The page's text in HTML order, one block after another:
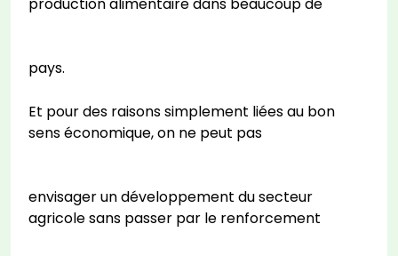
pays.
Et pour des raisons simplement liées au bon
sens économique, on ne peut pas
envisager un développement du secteur
agricole sans passer par le renforcement